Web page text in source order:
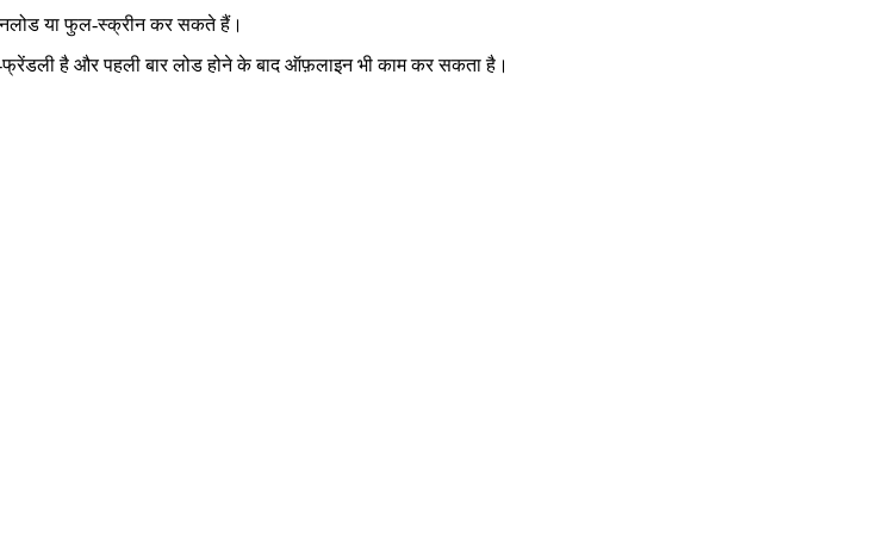
या फुल‑स्क्रीन कर सकते हैं।
है और पहली बार लोड होने के बाद ऑफ़लाइन भी काम कर सकता है।